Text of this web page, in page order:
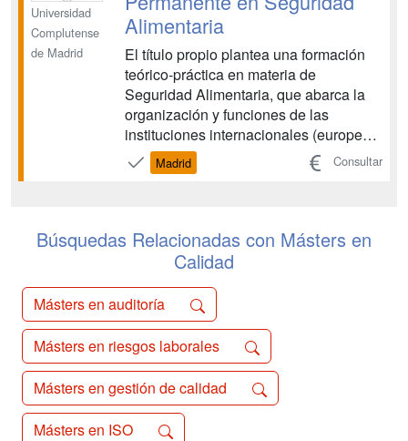
Universidad
Complutense
de Madrid
Alimentaria
El título propio plantea una formación
teórico-práctica en materia de
Seguridad Alimentaria, que abarca la
organización y funciones de las
instituciones internacionales (europeas)
y españolas implicadas; el análisis de
los posibles riesgos derivados del
alimentarios; los aspectos ...
Madrid Consultar
Búsquedas Relacionadas con Másters en
Calidad
Másters en auditoría
Másters en riesgos laborales
Másters en gestión de calidad
Másters en ISO